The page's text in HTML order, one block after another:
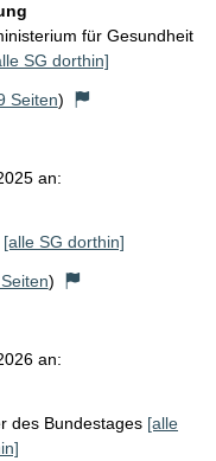
für Gesundheit
SG dorthin]
Seiten)
an:
[alle SG dorthin]
)
an:
des Bundestages [alle